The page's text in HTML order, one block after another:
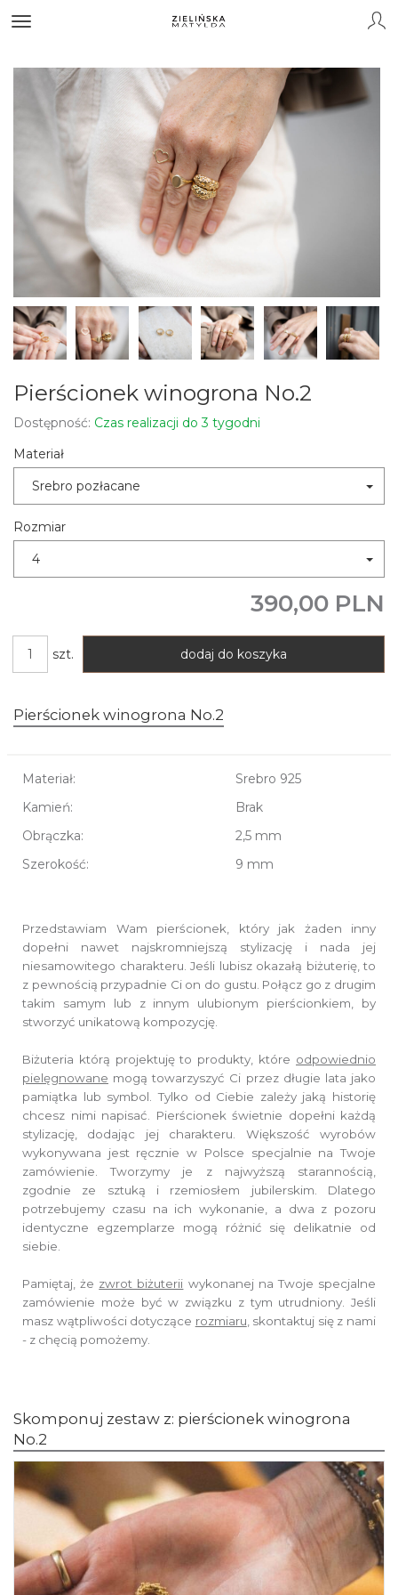
Pierścionek winogrona No.2
Dostępność: Czas realizacji do 3 tygodni
Materiał
Srebro pozłacane
Rozmiar
4
390,00 PLN
szt. dodaj do koszyka
Pierścionek winogrona No.2
Materiał:
Srebro 925
Kamień:
Brak
Obrączka:
2,5 mm
Szerokość:
9 mm
Przedstawiam Wam pierścionek, który jak żaden inny
dopełni nawet najskromniejszą stylizację i nada jej
niesamowitego charakteru. Jeśli lubisz okazałą biżuterię, to
z pewnością przypadnie Ci on do gustu. Połącz go z drugim
takim samym lub z innym ulubionym pierścionkiem, by
stworzyć unikatową kompozycję.
Biżuteria którą projektuję to produkty, które odpowiednio
pielęgnowane mogą towarzyszyć Ci przez długie lata jako
pamiątka lub symbol. Tylko od Ciebie zależy jaką historię
chcesz nimi napisać. Pierścionek świetnie dopełni każdą
stylizację, dodając jej charakteru. Większość wyrobów
wykonywana jest ręcznie w Polsce specjalnie na Twoje
zamówienie. Tworzymy je z najwyższą starannością,
zgodnie ze sztuką i rzemiosłem jubilerskim. Dlatego
potrzebujemy czasu na ich wykonanie, a dwa z pozoru
identyczne egzemplarze mogą różnić się delikatnie od
siebie.
Pamiętaj, że zwrot biżuterii wykonanej na Twoje specjalne
zamówienie może być w związku z tym utrudniony. Jeśli
masz wątpliwości dotyczące rozmiaru , skontaktuj się z nami
- z chęcią pomożemy.
Skomponuj zestaw z: pierścionek winogrona
No.2